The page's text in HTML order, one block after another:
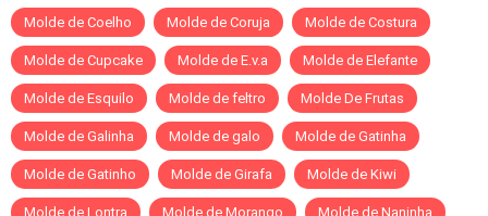
Molde de Coelho Molde de Coruja Molde de Costura
Molde de Cupcake Molde de E.v.a Molde de Elefante
Molde de Esquilo Molde de feltro Molde De Frutas
Molde de Galinha Molde de galo Molde de Gatinha
Molde de Gatinho Molde de Girafa Molde de Kiwi
Molde de Lontra Molde de Morango Molde de Naninha